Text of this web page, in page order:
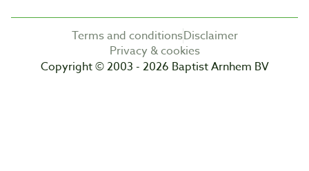
Terms and conditionsDisclaimer
Privacy & cookies
Copyright © 2003 - 2026 Baptist Arnhem BV